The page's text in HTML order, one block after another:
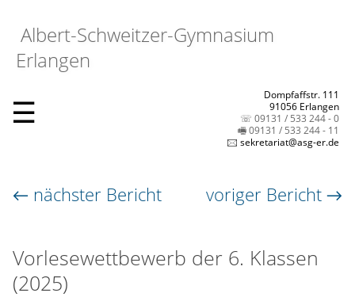
Albert-Schweitzer-Gymnasium
Erlangen
☰
Dompfaffstr. 111
91056 Erlangen
☏ 09131 / 533 244 - 0
🖷 09131 / 533 244 - 11
🖂 sekretariat@asg-er.de
← nächster Bericht voriger Bericht →
Vorlesewettbewerb der 6. Klassen
(2025)